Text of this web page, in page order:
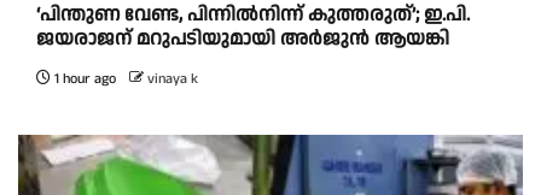
‘പിന്തുണ വേണ്ട, പിന്നിൽനിന്ന് കുത്തരുത്’; ഇ.പി.
ജയരാജന് മറുപടിയുമായി അർജുൻ ആയങ്കി
1 hour ago vinaya k